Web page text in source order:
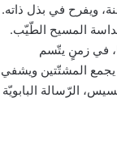
ويفرح في بذل ذاته.
المسيح الطّيّب.
في زمنٍ يتّسم
يجمع المشتّتين ويشفي
الرّسالة البابويّة